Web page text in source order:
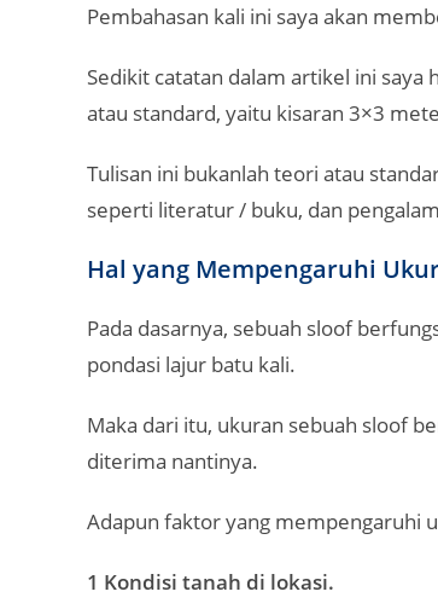
Pembahasan kali ini saya akan
Sedikit catatan dalam artikel ini
atau standard, yaitu kisaran 3×3
Tulisan ini bukanlah teori atau
seperti literatur / buku, dan
Hal yang Mempengaruhi
Pada dasarnya, sebuah sloof
pondasi lajur batu kali.
Maka dari itu, ukuran sebuah sloof
diterima nantinya.
Adapun faktor yang mempengaruhi
1 Kondisi tanah di lokasi.